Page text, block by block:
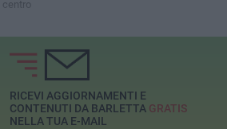
centro
RICEVI AGGIORNAMENTI E
CONTENUTI DA BARLETTA GRATIS
NELLA TUA E-MAIL